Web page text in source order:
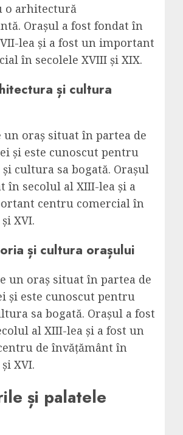
o arhitectură
Orașul a fost fondat în
lea și a fost un important
în secolele XVIII și XIX.
și cultura
un oraș situat în partea de
și este cunoscut pentru
cultura sa bogată. Orașul
în secolul al XIII-lea și a
centru comercial în
XVI.
și cultura orașului
un oraș situat în partea de
și este cunoscut pentru
sa bogată. Orașul a fost
al XIII-lea și a fost un
de învățământ în
XVI.
și palatele